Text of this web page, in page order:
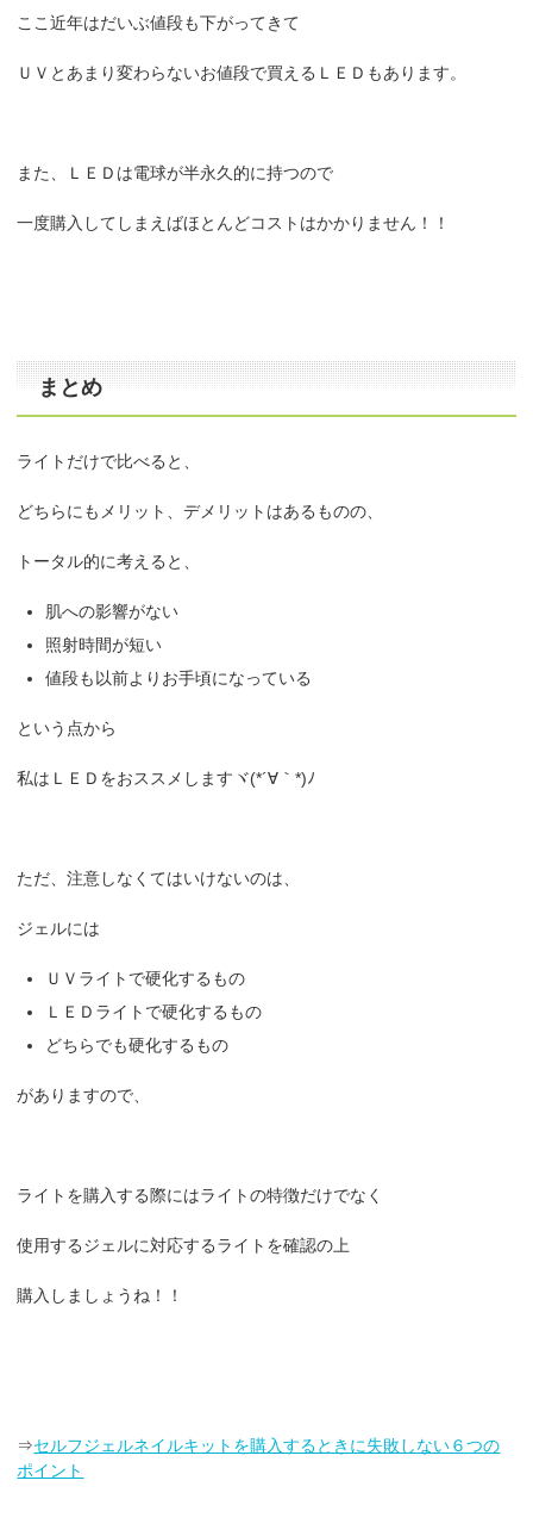
ここ近年はだいぶ値段も下がってきて
ＵＶとあまり変わらないお値段で買えるＬＥＤもあります。
また、ＬＥＤは電球が半永久的に持つので
一度購入してしまえばほとんどコストはかかりません！！
まとめ
ライトだけで比べると、
どちらにもメリット、デメリットはあるものの、
トータル的に考えると、
肌への影響がない
照射時間が短い
値段も以前よりお手頃になっている
という点から
私はＬＥＤをおススメしますヾ(*´∀｀*)ﾉ
ただ、注意しなくてはいけないのは、
ジェルには
ＵＶライトで硬化するもの
ＬＥＤライトで硬化するもの
どちらでも硬化するもの
がありますので、
ライトを購入する際にはライトの特徴だけでなく
使用するジェルに対応するライトを確認の上
購入しましょうね！！
⇒セルフジェルネイルキットを購入するときに失敗しない６つの
ポイント